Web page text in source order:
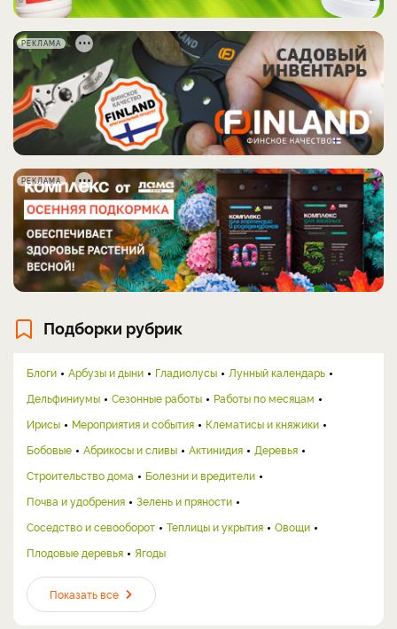
РЕКЛАМА
РЕКЛАМА
Подборки рубрик
Блоги Арбузы и дыни Гладиолусы
Лунный календарь
Дельфиниумы
Сезонные работы
Работы по месяцам
Ирисы
Мероприятия и события
Клематисы и княжики
Бобовые
Абрикосы и сливы Актинидия
Деревья
Строительство дома
Болезни и вредители
Почва и удобрения
Зелень и пряности
Соседство и севооборот
Теплицы и укрытия
Овощи
Плодовые деревья
Ягоды
Показать все